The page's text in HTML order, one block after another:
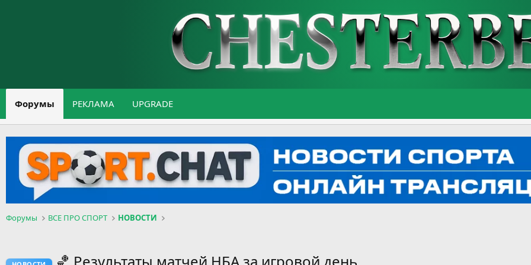
Форумы РЕКЛАМА UPGRADE
Форумы ВСЕ ПРО СПОРТ НОВОСТИ